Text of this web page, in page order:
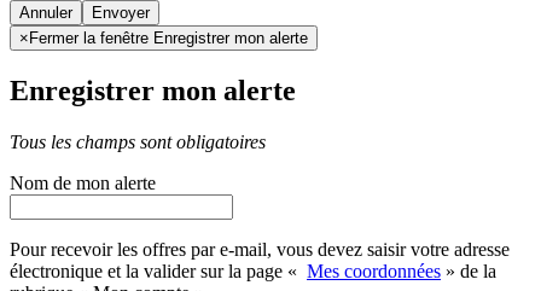
Annuler
× Fermer la fenêtre Enregistrer mon alerte
Enregistrer mon alerte
Tous les champs sont obligatoires
Nom de mon alerte
Pour recevoir les offres par e-mail, vous devez saisir votre adresse
électronique et la valider sur la page « Mes coordonnées » de la